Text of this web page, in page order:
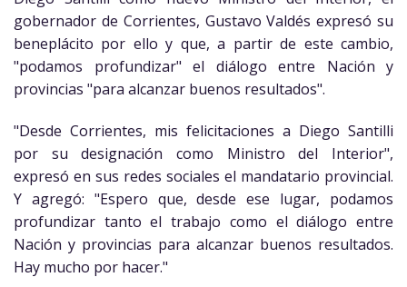
gobernador de Corrientes, Gustavo Valdés expresó su
beneplácito por ello y que, a partir de este cambio,
"podamos profundizar" el diálogo entre Nación y
provincias "para alcanzar buenos resultados".
"Desde Corrientes, mis felicitaciones a Diego Santilli
por su designación como Ministro del Interior",
expresó en sus redes sociales el mandatario provincial.
Y agregó: "Espero que, desde ese lugar, podamos
profundizar tanto el trabajo como el diálogo entre
Nación y provincias para alcanzar buenos resultados.
Hay mucho por hacer."